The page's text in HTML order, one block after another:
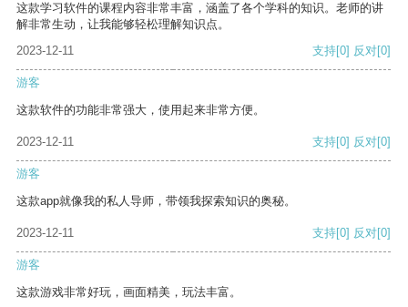
这款学习软件的课程内容非常丰富，涵盖了各个学科的知识。老师的讲
解非常生动，让我能够轻松理解知识点。
2023-12-11
支持[0] 反对[0]
游客
这款软件的功能非常强大，使用起来非常方便。
2023-12-11 支持[0] 反对[0]
游客
这款app就像我的私人导师，带领我探索知识的奥秘。
2023-12-11 支持[0] 反对[0]
游客
这款游戏非常好玩，画面精美，玩法丰富。